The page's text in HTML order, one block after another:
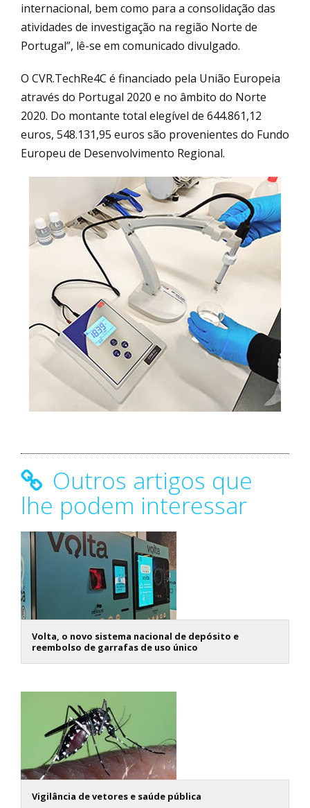
internacional, bem como para a consolidação das
atividades de investigação na região Norte de
Portugal”, lê-se em comunicado divulgado.
O CVR.TechRe4C é financiado pela União Europeia
através do Portugal 2020 e no âmbito do Norte
2020. Do montante total elegível de 644.861,12
euros, 548.131,95 euros são provenientes do Fundo
Europeu de Desenvolvimento Regional.
Outros artigos que
lhe podem interessar
Volta, o novo sistema nacional de depósito e
reembolso de garrafas de uso único
Vigilância de vetores e saúde pública